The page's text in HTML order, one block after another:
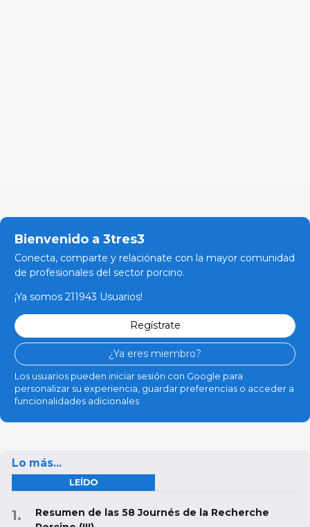
Bienvenido a 3tres3
Conecta, comparte y relaciónate con la mayor comunidad
de profesionales del sector porcino.
¡Ya somos 211943 Usuarios!
Regístrate
¿Ya eres miembro?
Los usuarios pueden iniciar sesión con Google para
personalizar su experiencia, guardar preferencias o acceder a
funcionalidades adicionales
Lo más...
LEÍDO
Resumen de las 58 Journés de la Recherche